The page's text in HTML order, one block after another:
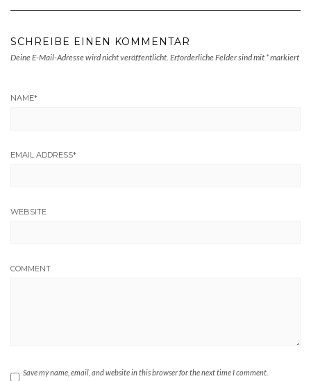
SCHREIBE EINEN KOMMENTAR
Deine E-Mail-Adresse wird nicht veröffentlicht. Erforderliche Felder sind mit *markiert
NAME*
EMAIL ADDRESS*
WEBSITE
COMMENT
Save my name, email, and website in this browser for the next time I comment.